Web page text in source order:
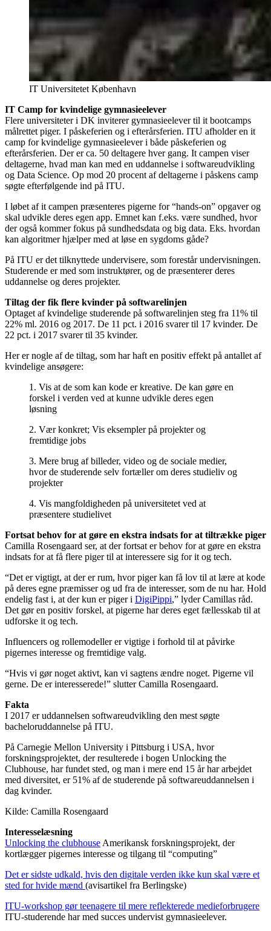
IT Universitetet København
IT Camp for kvindelige gymnasieelever
Flere universiteter i DK inviterer gymnasieelever til it bootcamps
målrettet piger. I påskeferien og i efterårsferien. ITU afholder en it
camp for kvindelige gymnasieelever i både påskeferien og
efterårsferien. Der er ca. 50 deltagere hver gang. It campen viser
deltagerne, hvad man kan med en uddannelse i softwareudvikling
og Data Science. Op mod 20 procent af deltagerne i påskens camp
søgte efterfølgende ind på ITU.
I løbet af it campen præsenteres pigerne for “hands-on” opgaver og
skal udvikle deres egen app. Emnet kan f.eks. være sundhed, hvor
der også kommer fokus på sundhedsdata og big data. Eks. hvordan
kan algoritmer hjælper med at løse en sygdoms gåde?
På ITU er det tilknyttede undervisere, som forestår undervisningen.
Studerende er med som instruktører, og de præsenterer deres
uddannelse og deres projekter.
Tiltag der fik flere kvinder på softwarelinjen
Optaget af kvindelige studerende på softwarelinjen steg fra 11% til
22% ml. 2016 og 2017. De 11 pct. i 2016 svarer til 17 kvinder. De
22 pct. i 2017 svarer til 35 kvinder.
Her er nogle af de tiltag, som har haft en positiv effekt på antallet af
kvindelige ansøgere:
1. Vis at de som kan kode er kreative. De kan gøre en
forskel i verden ved at kunne udvikle deres egen
løsning
2. Vær konkret; Vis eksempler på projekter og
fremtidige jobs
3. Mere brug af billeder, video og de sociale medier,
hvor de studerende selv fortæller om deres studieliv og
projekter
4. Vis mangfoldigheden på universitetet ved at
præsentere studielivet
Fortsat behov for at gøre en ekstra indsats for at tiltrække piger
Camilla Rosengaard ser, at der fortsat er behov for at gøre en ekstra
indsats for at få flere piger til at interessere sig for it og tech.
“Det er vigtigt, at der er rum, hvor piger kan få lov til at lære at kode
på deres egne præmisser og ud fra de interesser, som de nu har. Hold
endelig fast i, at der kun er piger i DigiPippi,” lyder Camillas råd.
Det gør en positiv forskel, at pigerne har deres eget fællesskab til at
udforske it og tech.
Influencers og rollemodeller er vigtige i forhold til at påvirke
pigernes interesse og fremtidige valg.
“Hvis vi gør noget aktivt, kan vi sagtens ændre noget. Pigerne vil
gerne. De er interesserede!” slutter Camilla Rosengaard.
Fakta
I 2017 er uddannelsen softwareudvikling den mest søgte
bacheloruddannelse på ITU.
På Carnegie Mellon University i Pittsburg i USA, hvor
forskningsprojektet, der resulterede i bogen Unlocking the
Clubhouse, har fundet sted, og man i mere end 15 år har arbejdet
med diversitet, er 51% af de studerende på softwareuddannelsen i
dag kvinder.
Kilde: Camilla Rosengaard
Interesselæsning
Unlocking the clubhouse Amerikansk forskningsprojekt, der
kortlægger pigernes interesse og tilgang til “computing”
Det er sidste udkald, hvis den digitale verden ikke kun skal være et
sted for hvide mænd (avisartikel fra Berlingske)
ITU-workshop gør teenagere til mere reflekterede medieforbrugere
ITU-studerende har med succes undervist gymnasieelever.